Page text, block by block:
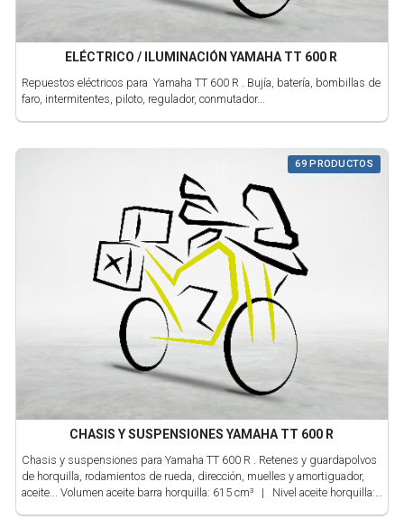
ELÉCTRICO / ILUMINACIÓN YAMAHA TT 600 R
Repuestos eléctricos para Yamaha TT 600 R . Bujía, batería, bombillas de
faro, intermitentes, piloto, regulador, conmutador...
69 PRODUCTOS
CHASIS Y SUSPENSIONES YAMAHA TT 600 R
Chasis y suspensiones para Yamaha TT 600 R . Retenes y guardapolvos
de horquilla, rodamientos de rueda, dirección, muelles y amortiguador,
aceite... Volumen aceite barra horquilla: 615 cm³ | Nivel aceite horquilla: